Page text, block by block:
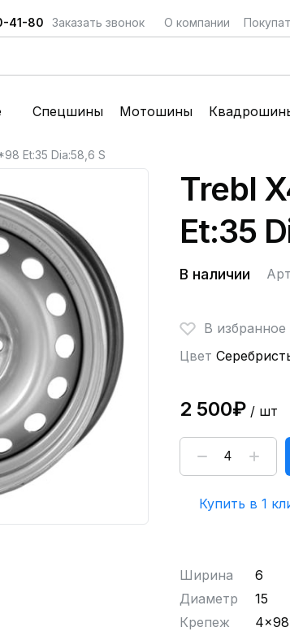
41-80 Заказать звонок О компании
Спецшины Мотошины
Et:35 Dia:58,6 S
Trebl
Et:35
В наличии
В избранное
Цвет
2 500₽/ шт
Купить в 1
Ширина
6
Диаметр
15
Крепеж
4x98